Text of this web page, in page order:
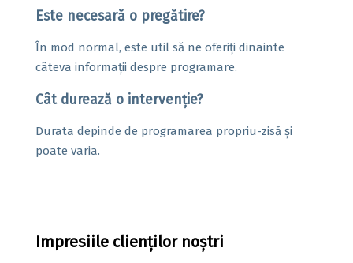
Este necesară o pregătire?
În mod normal, este util să ne oferiți dinainte
câteva informații despre programare.
Cât durează o intervenție?
Durata depinde de programarea propriu-zisă și
poate varia.
Impresiile clienților noștri